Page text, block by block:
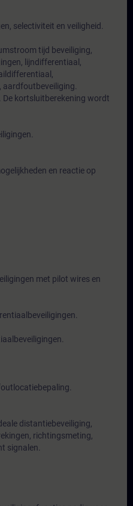
selectiviteit en veiligheid.
tijd beveiliging,
lijndifferentiaal,
De kortsluitberekening wordt
en reactie op
met pilot wires en
distantiebeveiliging,
richtingsmeting,
signalen.